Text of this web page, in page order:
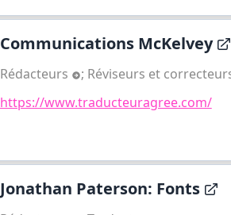
Communications McKelvey
Rédacteurs ; Réviseurs et
https://www.traducteuragree.com/
Jonathan Paterson: Fonts